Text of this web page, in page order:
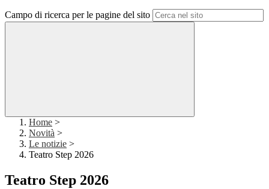
Campo di ricerca per le pagine del sito
Home >
Novità >
Le notizie >
Teatro Step 2026
Teatro Step 2026